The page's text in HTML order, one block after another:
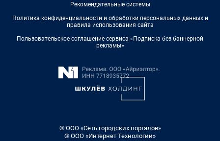
Рекомендательные системы
Политика конфиденциальности и обработки персональных данных и
правила использования сайта
Пользовательское соглашение сервиса «Подписка без баннерной
рекламы»
© ООО «Сеть городских порталов»
© ООО «Интернет Технологии»